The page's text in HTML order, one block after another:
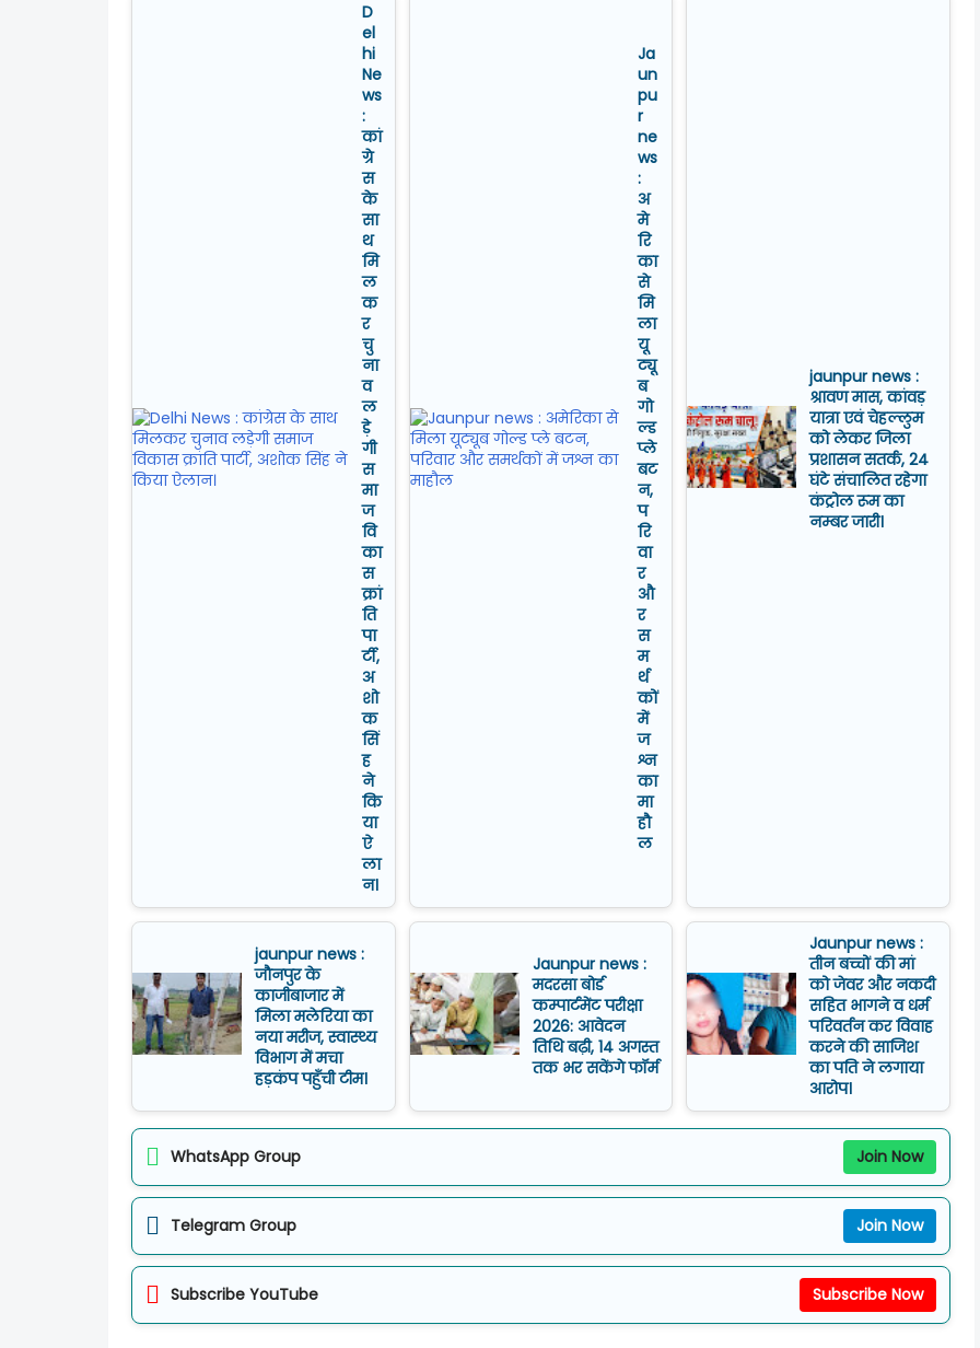
D
el
hi
Ne
ws
:
कां
ग्रे
स
के
सा
थ
मि
ल
क
र
चु
ना
व
ल
ड़े
गी
स
मा
ज
वि
का
स
क्रां
ति
पा
र्टी,
अ
शो
क
सिं
ह
ने
कि
या
ऐ
ला
न।
Ja
un
pu
r
ne
ws
:
अ
मे
रि
का
से
मि
ला
यू
ट्यू
ब
गो
ल्ड
प्ले
बट
न,
प
रि
वा
र
औ
र
स
म
र्थ
कों
में
ज
श्न
का
मा
हौ
ल
jaunpur news :
श्रावण मास, कांवड़
यात्रा एवं चेहल्लुम
को लेकर जिला
प्रशासन सतर्क, 24
घंटे संचालित रहेगा
कंट्रोल रूम का
नम्बर जारी।
jaunpur news :
जौनपुर के
काजीबाजार में
मिला मलेरिया का
नया मरीज, स्वास्थ्य
विभाग में मचा
हड़कंप पहुँची टीम।
Jaunpur news :
मदरसा बोर्ड
कम्पार्टमेंट परीक्षा
2026: आवेदन
तिथि बढ़ी, 14 अगस्त
तक भर सकेंगे फॉर्म
Jaunpur news :
तीन बच्चों की मां
को जेवर और नकदी
सहित भागने व धर्म
परिवर्तन कर विवाह
करने की साजिश
का पति ने लगाया
आरोप।
WhatsApp Group Join Now
Telegram Group Join Now
Subscribe YouTube Subscribe Now